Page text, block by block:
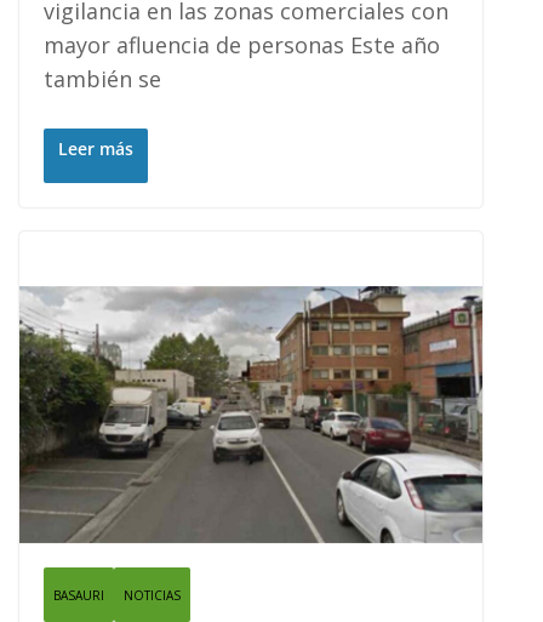
vigilancia en las zonas comerciales con
mayor afluencia de personas Este año
también se
Leer más
BASAURI NOTICIAS